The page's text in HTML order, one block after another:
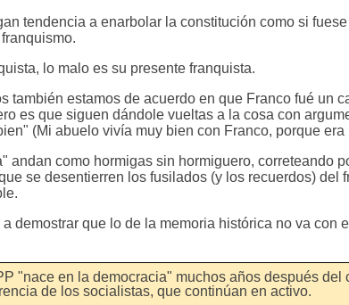
tendencia a enarbolar la constitución como si
lo malo es su presente franquista.
también estamos de acuerdo en que Franco fué un
es que siguen dándole vueltas a la cosa con
(Mi abuelo vivía muy bien con Franco, porque era
andan como hormigas sin hormiguero, correteando
se desentierren los fusilados (y los recuerdos) del
demostrar que lo de la memoria histórica no va con
"nace en la democracia" muchos años después
de los socialistas, que continúan en activo.